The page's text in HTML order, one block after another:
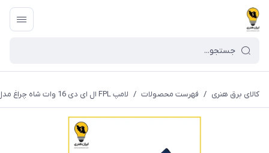
کالای برق هنری / فهرست محصولات / لامپ FPL ال ای دی 16 وات شاه چراغ مدل EXT